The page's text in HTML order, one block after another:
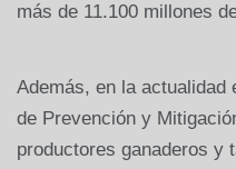
más de 11.100 millones
Además, en la actualidad
de Prevención y
productores ganaderos y